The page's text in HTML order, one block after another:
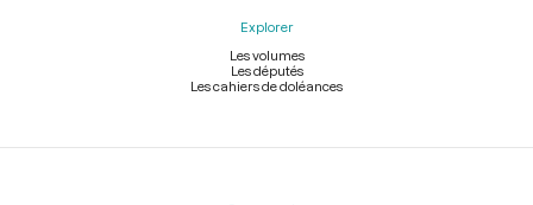
Explorer
Les volumes
Les députés
Les cahiers de doléances